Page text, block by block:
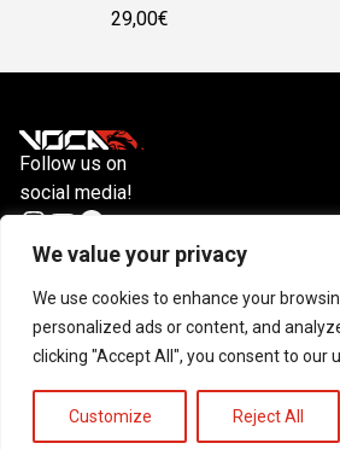
We value your privacy
We use cookies to enhance your
personalized ads or content, and
clicking "Accept All", you consent to our
Customize Reject All
29,00€
Follow us on
social media!
Instagram
YouTube
Facebook
Nosotros Contacto VOCA
© 2026 Todos los derechos reservados.
Utrans